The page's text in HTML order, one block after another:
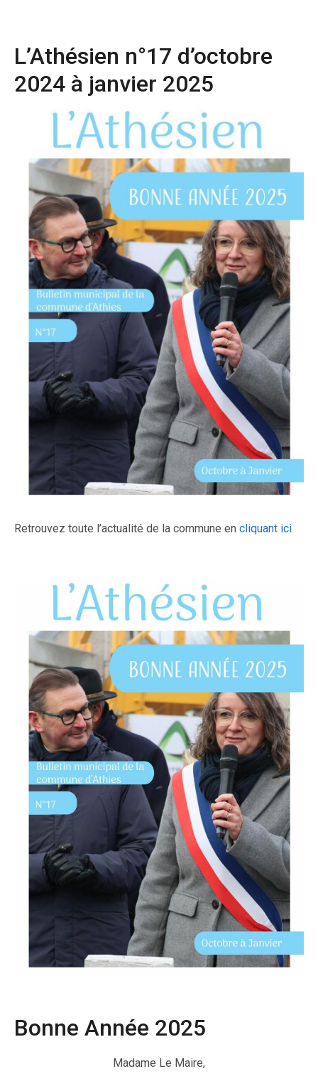
L’Athésien n°17 d’octobre
2024 à janvier 2025
Retrouvez toute l’actualité de la commune en cliquant ici
Bonne Année 2025
Madame Le Maire,